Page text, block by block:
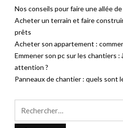
Nos conseils pour faire une allée
Acheter un terrain et faire
prêts
Acheter son appartement :
Emmener son pc sur les chantiers
attention ?
Panneaux de chantier : quels sont